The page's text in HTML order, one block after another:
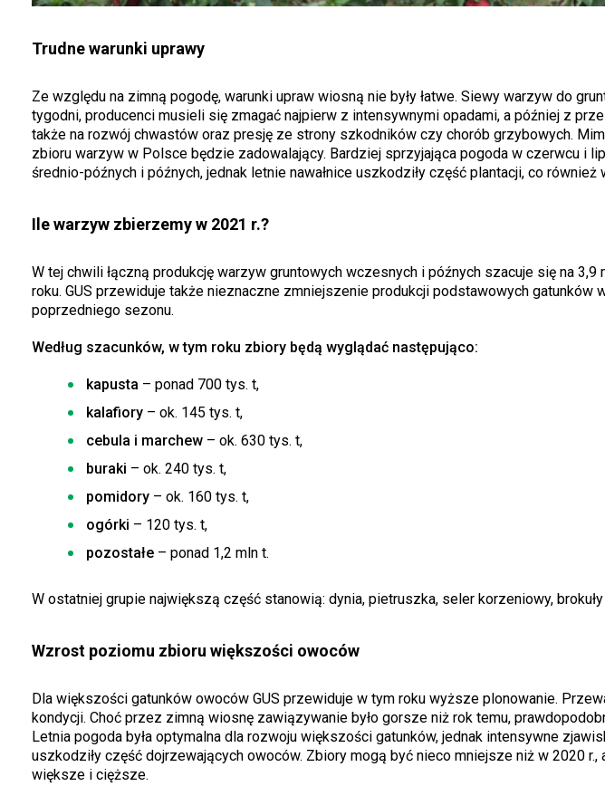
Trudne warunki uprawy
Ze względu na zimną pogodę, warunki upraw wiosną nie były łatwe. Siewy warzyw do
tygodni, producenci musieli się zmagać najpierw z intensywnymi opadami, a później z
także na rozwój chwastów oraz presję ze strony szkodników czy chorób grzybowych.
zbioru warzyw w Polsce będzie zadowalający. Bardziej sprzyjająca pogoda w czerwcu i
średnio-późnych i późnych, jednak letnie nawałnice uszkodziły część plantacji, co również
Ile warzyw zbierzemy w 2021 r.?
W tej chwili łączną produkcję warzyw gruntowych wczesnych i późnych szacuje się na 3,9
roku. GUS przewiduje także nieznaczne zmniejszenie produkcji podstawowych gatunków
poprzedniego sezonu.
Według szacunków, w tym roku zbiory będą wyglądać następująco:
kapusta – ponad 700 tys. t,
kalafiory– ok. 145 tys. t,
cebula i marchew– ok. 630 tys. t,
buraki – ok. 240 tys. t,
pomidory– ok. 160 tys. t,
ogórki – 120 tys. t,
pozostałe– ponad 1,2 mln t.
W ostatniej grupie największą część stanowią: dynia, pietruszka, seler korzeniowy,
Wzrost poziomu zbioru większości owoców
Dla większości gatunków owoców GUS przewiduje w tym roku wyższe plonowanie.
kondycji. Choć przez zimną wiosnę zawiązywanie było gorsze niż rok temu,
Letnia pogoda była optymalna dla rozwoju większości gatunków, jednak intensywne
uszkodziły część dojrzewających owoców. Zbiory mogą być nieco mniejsze niż w 2020 r.,
większe i cięższe.